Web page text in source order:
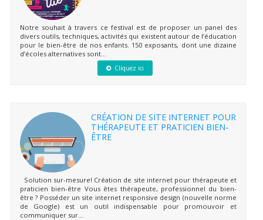
Notre souhait à travers ce festival est de proposer un panel des
divers outils, techniques, activités qui existent autour de l’éducation
pour le bien-être de nos enfants. 150 exposants, dont une dizaine
d’écoles alternatives sont...
Cliquez ici
CRÉATION DE SITE INTERNET POUR
THÉRAPEUTE ET PRATICIEN BIEN-
ÊTRE
Solution sur-mesure! Création de site internet pour thérapeute et
praticien bien-être Vous êtes thérapeute, professionnel du bien-
être ? Posséder un site internet responsive design (nouvelle norme
de Google) est un outil indispensable pour promouvoir et
communiquer sur...